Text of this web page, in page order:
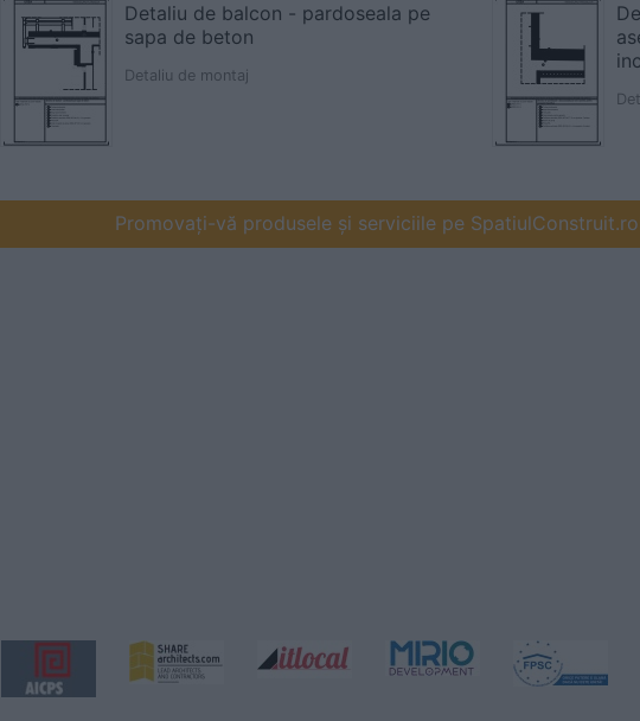
Detaliu de balcon - pardoseala pe
sapa de beton
Detaliu de montaj
Promovați-vă produsele și serviciile pe